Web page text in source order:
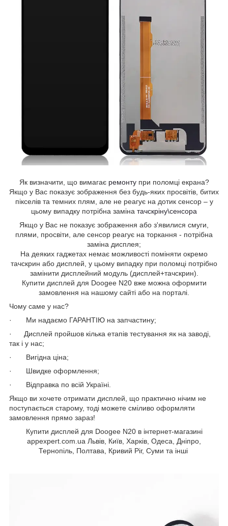
Як визначити, що вимагає ремонтупри поломці екрана?
Якщо у Вас показує зображення без будь-яких просвітів, битих
пікселів та темних плям, але не реагує на дотик сенсор – у
цьому випадку потрібна заміна тачскріну\сенсора
Якщо у Вас не показує зображення або з'явилися смуги,
плями, просвіти, але сенсор реагує на торкання - потрібна
заміна дисплея;
На деяких гаджетах немає можливості поміняти окремо
тачскрин або дисплей, у цьому випадку при поломці потрібно
замінити дисплейний модуль (дисплей+тачскрин).
Купити дисплей для Doogee N20 вже можна оформити
замовлення на нашому сайті або на порталі.
Чому саме у нас?
· Ми надаємо ГАРАНТІЮ на запчастину;
· Дисплей пройшов кілька етапів тестування як на заводі,
так і у нас;
· Вигідна ціна;
· Швидке оформлення;
· Відправка по всій Україні.
Якщо ви хочете отримати дисплей, що практично нічим не
поступається старому, тоді можете сміливо оформляти
замовлення прямо зараз!
Купити дисплей для Doogee N20 в інтернет-магазині
appexpert.com.ua Львів, Київ, Харків, Одеса, Дніпро,
Тернопіль, Полтава, Кривий Ріг, Суми та інші